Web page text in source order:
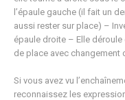
l’épaule gauche (il fait un
aussi rester sur place) –
épaule droite – Elle
de place avec changement
Si vous avez vu
reconnaissez les